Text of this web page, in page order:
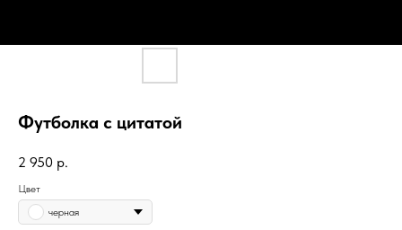
Футболка c цитатой
2 950 р.
Цвет
черная